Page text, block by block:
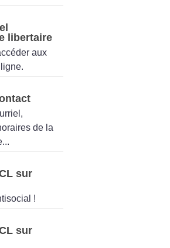
libertaire
aux
de la
sur
!
sur